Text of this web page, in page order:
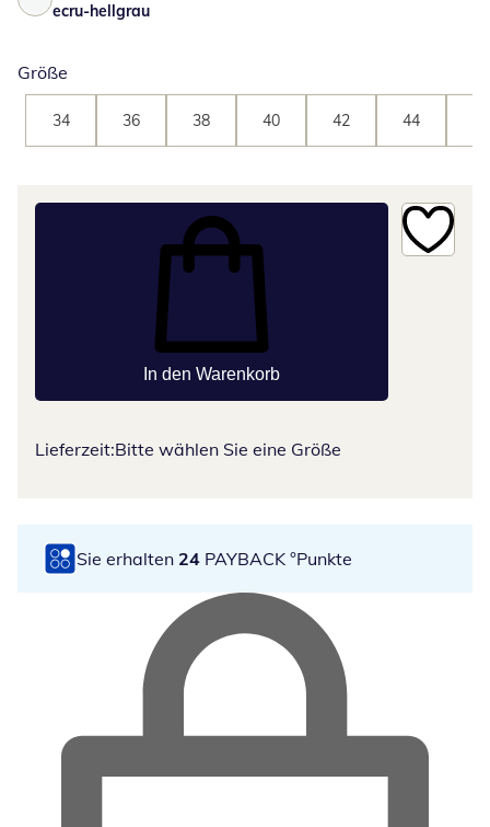
ecru-hellgrau
Größe
34 36 38 40 42 44
In den Warenkorb
Lieferzeit:Bitte wählen Sie eine Größe
Sie erhalten 24 PAYBACK °Punkte